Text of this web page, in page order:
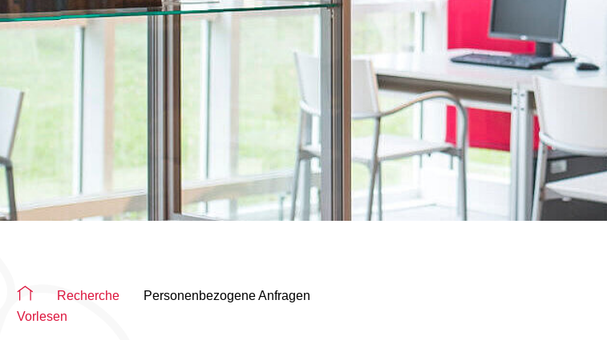
Sie befinden sich auf der Seite "Personenbezogene Anfragen"
Recherche
Personenbezogene Anfragen
Vorlesen